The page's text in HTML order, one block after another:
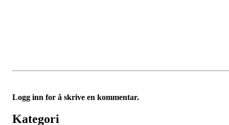
Logg inn for å skrive en kommentar.
Kategori